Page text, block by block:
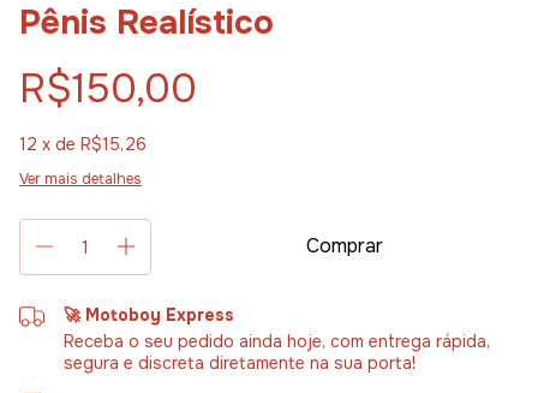
Pênis Realístico
R$150,00
12 x de R$15,26
Ver mais detalhes
🚀 Motoboy Express
Receba o seu pedido ainda hoje, com entrega rápida,
segura e discreta diretamente na sua porta!